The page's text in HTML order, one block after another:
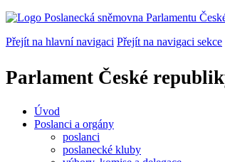
Přejít na hlavní navigaci Přejít na navigaci sekce
Parlament České
Úvod
Poslanci a orgány
poslanci
poslanecké kluby